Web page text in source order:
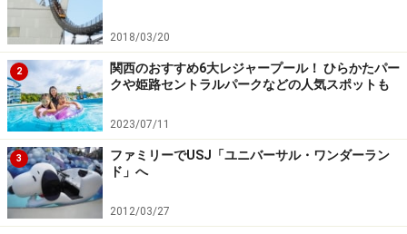
2018/03/20
2
関西のおすすめ6大レジャープール！ ひらかたパー
クや姫路セントラルパークなどの人気スポットも
2023/07/11
3
ファミリーでUSJ「ユニバーサル・ワンダーラン
ド」へ
2012/03/27